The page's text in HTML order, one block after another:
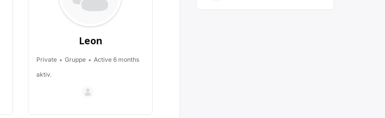
Leon
Private Gruppe
Active 6 months
aktiv.